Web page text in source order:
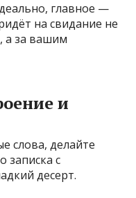
главное —
на свидание не
а за вашим
и
слова, делайте
записка с
десерт.